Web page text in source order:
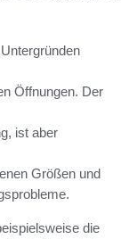
Öffnungen. Der
ist aber
Größen und
die